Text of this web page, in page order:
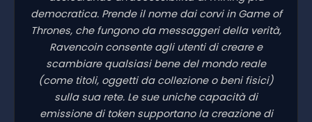
democratica. Prende il nome dai corvi in Game of
Thrones, che fungono da messaggeri della verità,
Ravencoin consente agli utenti di creare e
scambiare qualsiasi bene del mondo reale
(come titoli, oggetti da collezione o beni fisici)
sulla sua rete. Le sue uniche capacità di
emissione di token supportano la creazione di